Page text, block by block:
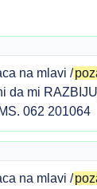
na mlavi /
da mi
062 201064
na mlavi /